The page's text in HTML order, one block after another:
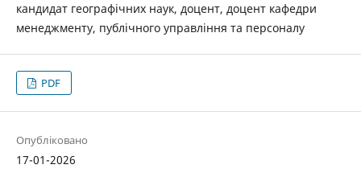
кандидат географічних наук, доцент, доцент кафедри
менеджменту, публічного управління та персоналу
PDF
Опубліковано
17-01-2026